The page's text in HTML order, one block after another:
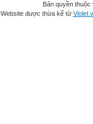
Bản quyền
Website được thừa kế từ